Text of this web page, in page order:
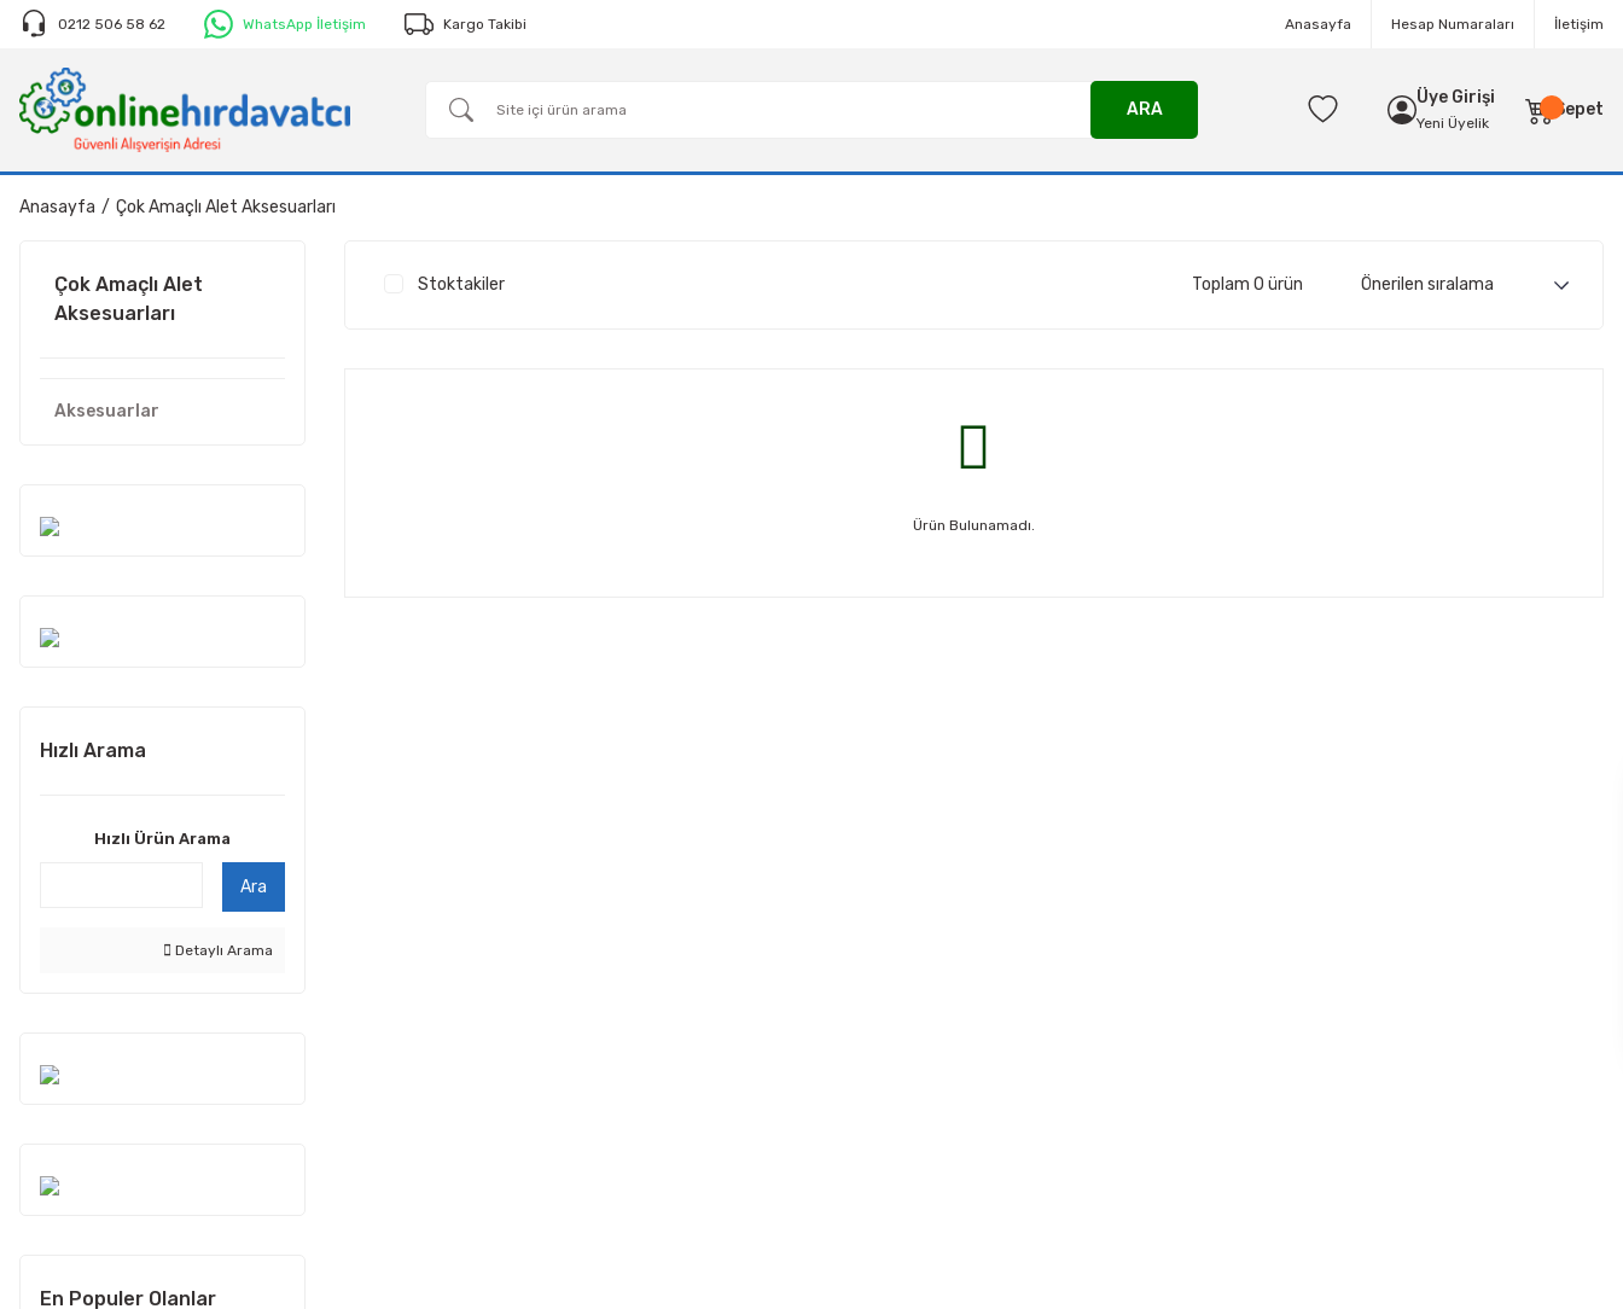
0212 506 58 62 WhatsApp İletişim Kargo Takibi Anasayfa Hesap Numaraları İletişim
ARA
Üye Girişi
Yeni Üyelik
Sepet
Anasayfa Çok Amaçlı Alet Aksesuarları
Çok Amaçlı Alet
Aksesuarları
Aksesuarlar
Hızlı Arama
Hızlı Ürün Arama
Ara
Detaylı Arama
En Populer Olanlar
Stoktakiler Toplam 0 ürün
Ürün Bulunamadı.